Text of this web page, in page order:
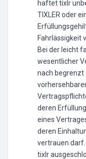
haftet tixlr
TIXLER oder
Fahrlässigkeit
Bei der leicht
wesentlicher
nach begrenzt
deren
eines
deren
vertrauen
tixlr